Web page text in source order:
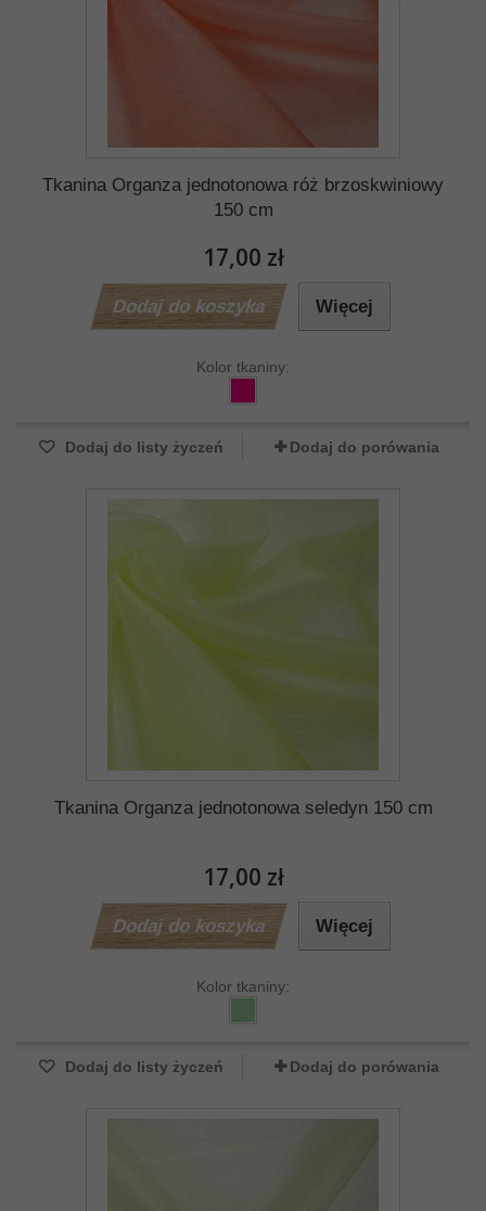
Tkanina Organza jednotonowa róż brzoskwiniowy
150 cm
17,00 zł
Dodaj do koszyka Więcej
Kolor tkaniny:
Dodaj do listy życzeń Dodaj do porówania
Tkanina Organza jednotonowa seledyn 150 cm
17,00 zł
Dodaj do koszyka Więcej
Kolor tkaniny:
Dodaj do listy życzeń Dodaj do porówania